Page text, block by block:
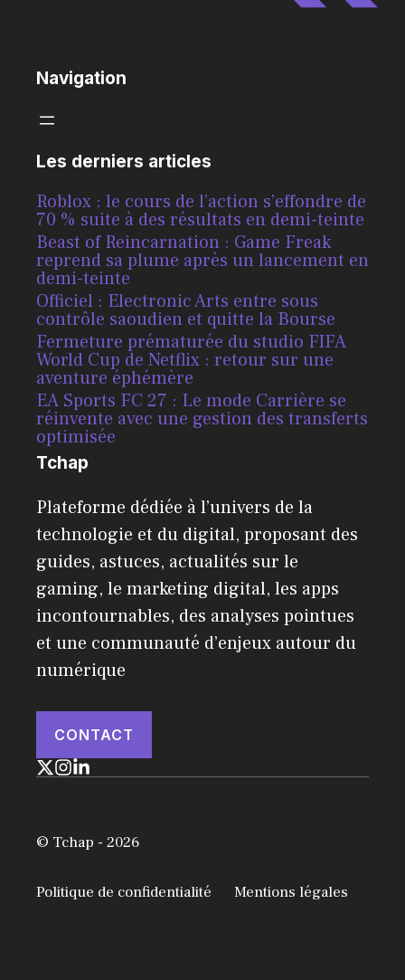
Navigation
Les derniers articles
Roblox : le cours de l’action s’effondre de
70 % suite à des résultats en demi-teinte
Beast of Reincarnation : Game Freak
reprend sa plume après un lancement en
demi-teinte
Officiel : Electronic Arts entre sous
contrôle saoudien et quitte la Bourse
Fermeture prématurée du studio FIFA
World Cup de Netflix : retour sur une
aventure éphémère
EA Sports FC 27 : Le mode Carrière se
réinvente avec une gestion des transferts
optimisée
Tchap
Plateforme dédiée à l’univers de la
technologie et du digital, proposant des
guides, astuces, actualités sur le
gaming, le marketing digital, les apps
incontournables, des analyses pointues
et une communauté d’enjeux autour du
numérique
CONTACT
© Tchap - 2026
Politique de confidentialité Mentions légales